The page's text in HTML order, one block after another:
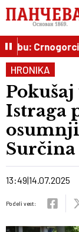
Crnogorci
HRONIKA
Istraga
Surčina
13:49 14.07.2025
Podeli vest: